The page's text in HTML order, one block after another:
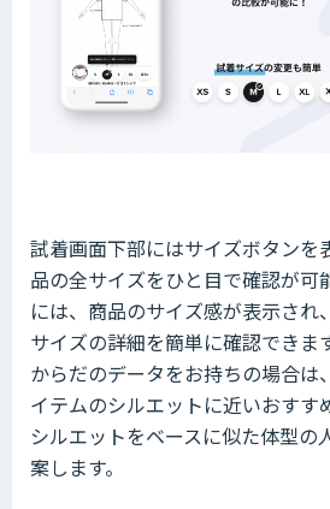
試着画面下部にはサイズボタンを
品の全サイズをひと目で確認が可
には、商品のサイズ感が表示され
サイズの詳細を簡単に確認できま
からだのデータをお持ちの場合は
イテムのシルエットに近いおすす
シルエットをベースに似た体型の
案します。